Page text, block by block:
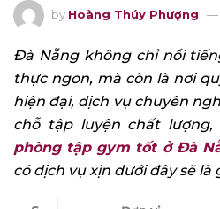
by Hoàng Thúy Phượng
Đà Nẵng không chỉ nổi
thực ngon, mà còn là nơi
hiện đại, dịch vụ chuyên
chỗ tập luyện chất
phòng tập gym tốt ở Đà
có dịch vụ xịn dưới đây sẽ là